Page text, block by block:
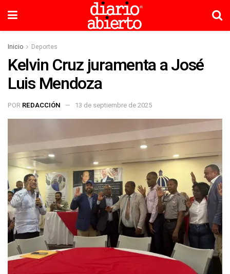
Inicio Deportes
Kelvin Cruz juramenta a José
Luis Mendoza
POR REDACCIÓN 13 de septiembre de 2025